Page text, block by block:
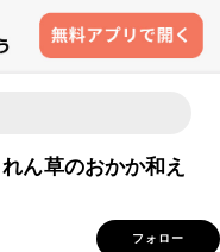
ん草のおかか和え
フォロー